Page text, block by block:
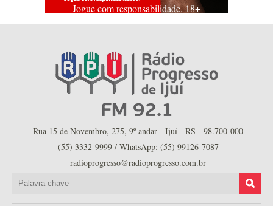
Jogue com responsabilidade. 18+
Rua 15 de Novembro, 275, 9º andar - Ijuí - RS - 98.700-000
(55) 3332-9999 / WhatsApp: (55) 99126-7087
radioprogresso@radioprogresso.com.br